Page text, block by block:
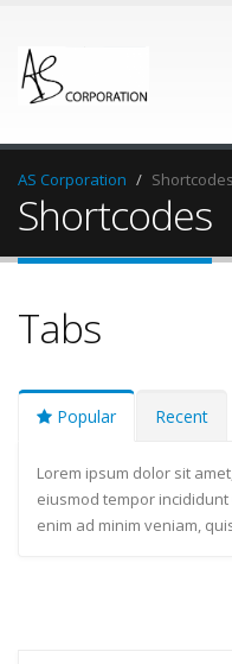
AS Corporation Shortcodes
Shortcodes
Tabs
Popular Recent
Lorem ipsum dolor sit
eiusmod tempor
enim ad minim veniam,